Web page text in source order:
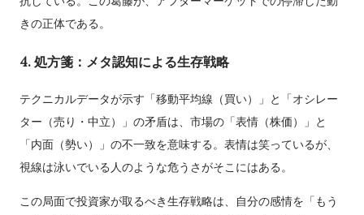
きの正体である。
4. 処方箋：メタ認知による生存戦略
テクニカルデータが示す「移動平均線（買い）」と「オシレー
ター（売り・中立）」の矛盾は、市場の「表情（株価）」と
「内面（勢い）」の不一致を意味する。表情は笑っているが、
視線は泳いでいる人のような危うさがそこにはある。
この局面で投資家が取るべき生存戦略は、自分の感情を「もう